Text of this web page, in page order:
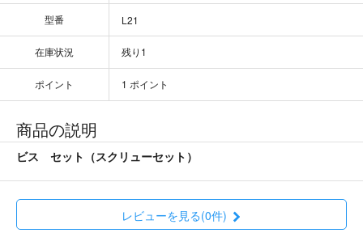
型番 L21
在庫状況 残り1
ポイント 1 ポイント
商品の説明
ビス セット（スクリューセット）
レビューを見る(0件)